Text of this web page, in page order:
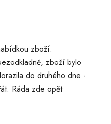
zboží.
zboží bylo
do druhého dne -
Ráda zde opět